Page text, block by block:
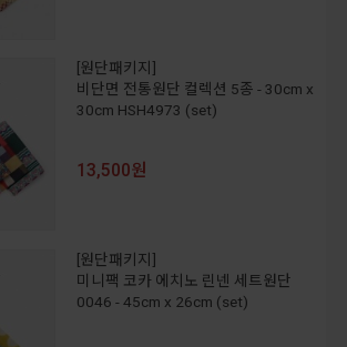
[원단패키지]
비단면 전통원단 컬렉션 5종 - 30cm x
30cm HSH4973 (set)
13,500원
[원단패키지]
미니팩 코카 에치노 린넨 세트원단
0046 - 45cm x 26cm (set)